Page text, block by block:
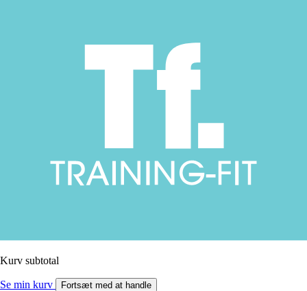
Kurv subtotal
Se min kurv Fortsæt med at handle